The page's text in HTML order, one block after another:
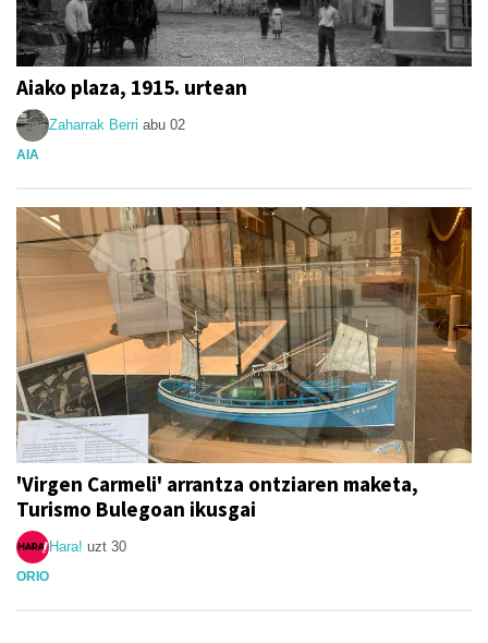
Aiako plaza, 1915. urtean
Zaharrak Berri abu 02
AIA
'Virgen Carmeli' arrantza ontziaren maketa,
Turismo Bulegoan ikusgai
Hara! uzt 30
ORIO